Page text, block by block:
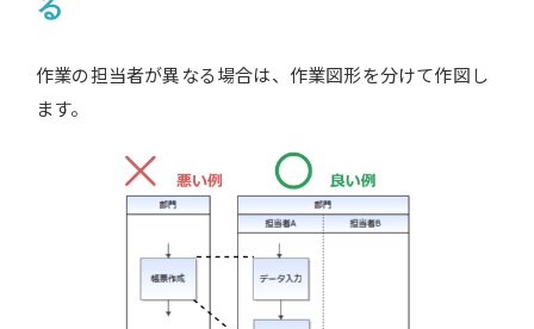
る
作業の担当者が異なる場合は、作業図形を分けて作図し
ます。